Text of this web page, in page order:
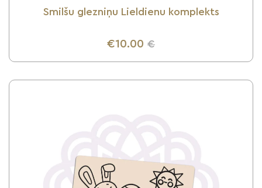
Smilšu glezniņu Lieldienu komplekts
€10.00 €
UZZINI VAIRĀK